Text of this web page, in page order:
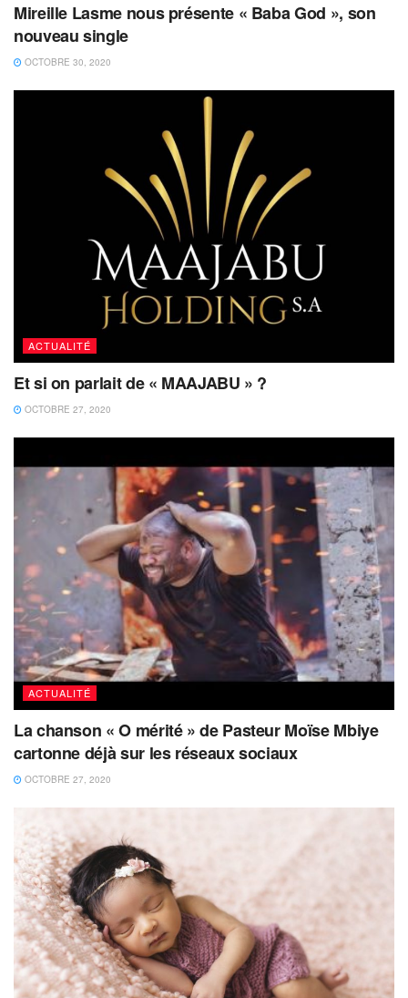
Mireille Lasme nous présente « Baba God », son
nouveau single
OCTOBRE 30, 2020
ACTUALITÉ
Et si on parlait de « MAAJABU » ?
OCTOBRE 27, 2020
ACTUALITÉ
La chanson « O mérité » de Pasteur Moïse Mbiye
cartonne déjà sur les réseaux sociaux
OCTOBRE 27, 2020